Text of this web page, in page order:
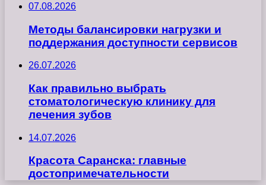
07.08.2026
Методы балансировки нагрузки и
поддержания доступности сервисов
26.07.2026
Как правильно выбрать
стоматологическую клинику для
лечения зубов
14.07.2026
Красота Саранска: главные
достопримечательности